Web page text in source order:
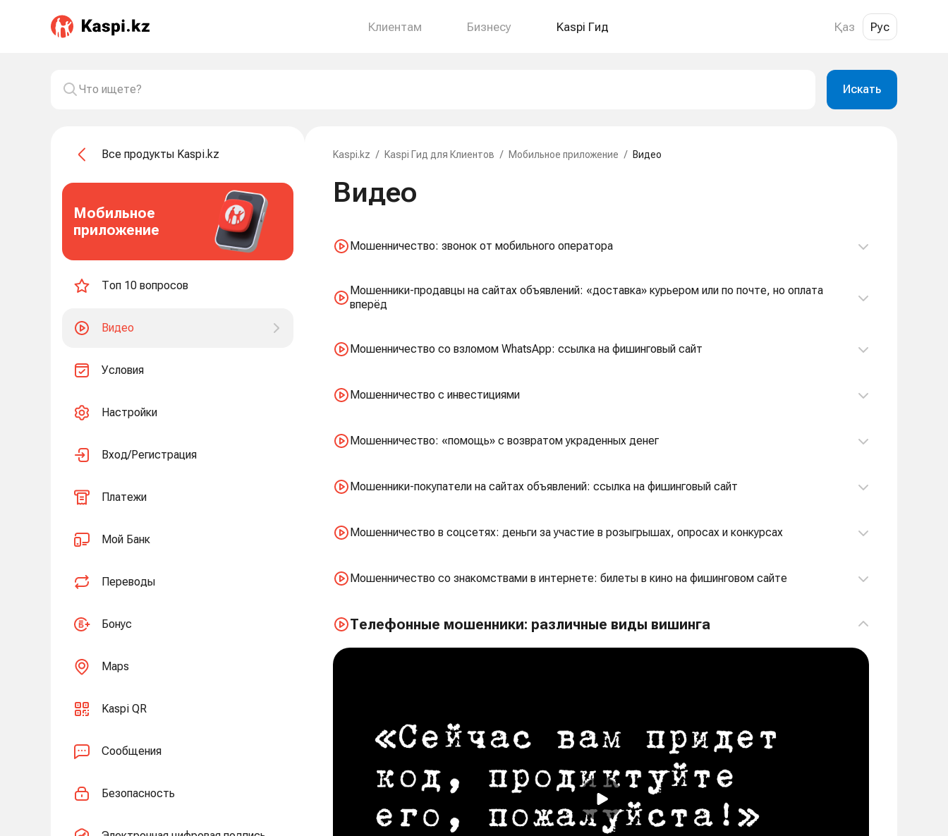
Клиентам Бизнесу Kaspi Гид Қаз Рус
Искать
Все продукты Kaspi.kz
Мобильное
приложение
Топ 10 вопросов
Видео
Условия
Настройки
Вход/Регистрация
Платежи
Мой Банк
Переводы
Бонус
Maps
Kaspi QR
Сообщения
Безопасность
Kaspi.kz / Kaspi Гид для Клиентов / Мобильное приложение / Видео
Видео
Мошенничество: звонок от мобильного оператора
Мошенники-продавцы на сайтах объявлений: «доставка» курьером или по почте, но оплата
вперёд
Мошенничество со взломом WhatsApp: ссылка на фишинговый сайт
Мошенничество с инвестициями
Мошенничество: «помощь» с возвратом украденных денег
Мошенники-покупатели на сайтах объявлений: ссылка на фишинговый сайт
Мошенничество в соцсетях: деньги за участие в розыгрышах, опросах и конкурсах
Мошенничество со знакомствами в интернете: билеты в кино на фишинговом сайте
Телефонные мошенники: различные виды вишинга